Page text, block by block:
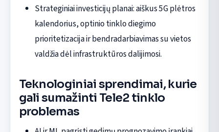
Strateginiai investicijų planai: aiškus 5G plėtros
kalendorius, optinio tinklo diegimo
prioritetizacija ir bendradarbiavimas su vietos
valdžia dėl infrastruktūros dalijimosi.
Teknologiniai sprendimai, kurie
gali sumažinti Tele2 tinklo
problemas